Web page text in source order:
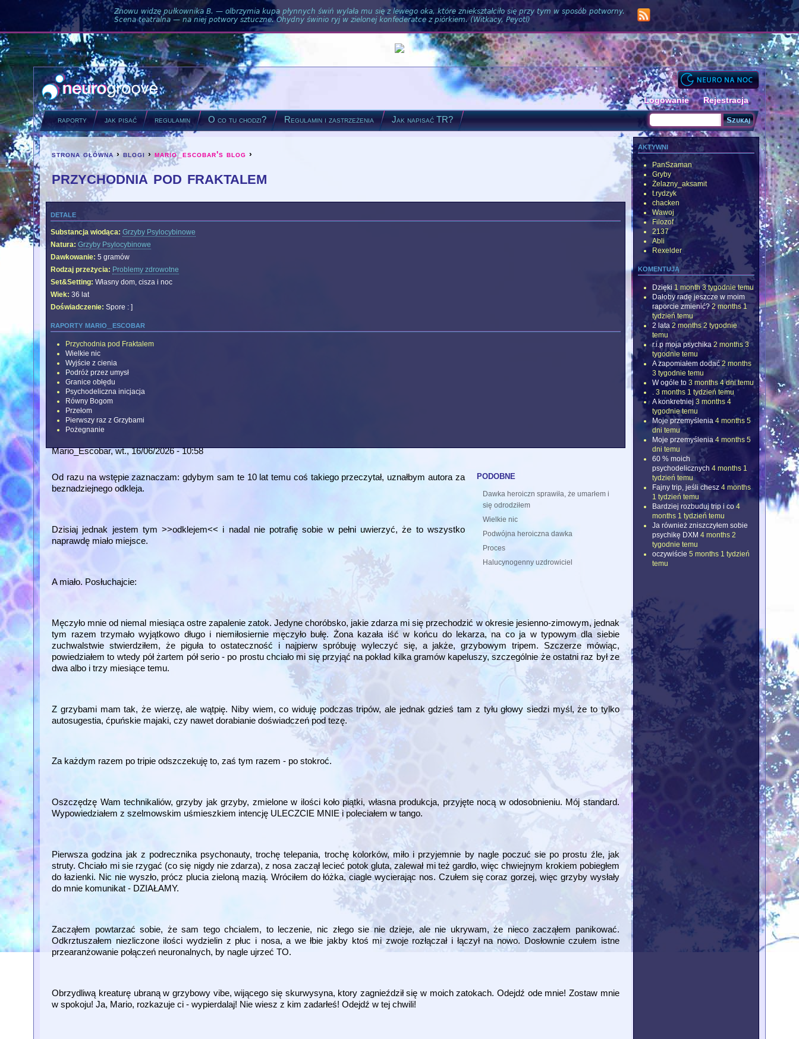
Znowu widzę pułkownika B. — olbrzymia kupa płynnych świń wylała mu się z lewego oka, które zniekształciło się przy tym w sposób potworny.
Scena teatralna — na niej potwory sztuczne. Ohydny świnio ryj w zielonej konfederatce z piórkiem. (Witkacy, Peyotl)
Logowanie Rejestracja
raporty jak pisać regulamin O co tu chodzi? Regulamin i zastrzeżenia Jak napisać TR?
Formularz wyszukiwania
you are here
strona główna ›blogi ›mario_escobar's blog ›
przychodnia pod fraktalem
detale
Substancja wiodąca: Grzyby Psylocybinowe
Natura: Grzyby Psylocybinowe
Dawkowanie: 5 gramów
Rodzaj przeżycia: Problemy zdrowotne
Set&Setting: Własny dom, cisza i noc
Wiek: 36 lat
Doświadczenie: Spore : ]
raporty mario_escobar
Przychodnia pod Fraktalem
Wielkie nic
Wyjście z cienia
Podróż przez umysł
Granice obłędu
Psychodeliczna inicjacja
Równy Bogom
Przełom
Pierwszy raz z Grzybami
Pożegnanie
Mario_Escobar, wt., 16/06/2026 - 10:58
podobne
Dawka heroiczn sprawiła, że umarłem i
się odrodziłem
Wielkie nic
Podwójna heroiczna dawka
Proces
Halucynogenny uzdrowiciel
Od razu na wstępie zaznaczam: gdybym sam te 10 lat temu coś takiego przeczytał, uznałbym autora za
beznadziejnego odkleja.
Dzisiaj jednak jestem tym >>odklejem<< i nadal nie potrafię sobie w pełni uwierzyć, że to wszystko
naprawdę miało miejsce.
A miało. Posłuchajcie:
Męczyło mnie od niemal miesiąca ostre zapalenie zatok. Jedyne choróbsko, jakie zdarza mi się przechodzić w okresie jesienno-zimowym, jednak
tym razem trzymało wyjątkowo długo i niemiłosiernie męczyło bułę. Żona kazała iść w końcu do lekarza, na co ja w typowym dla siebie
zuchwalstwie stwierdziłem, że piguła to ostateczność i najpierw spróbuję wyleczyć się, a jakże, grzybowym tripem. Szczerze mówiąc,
powiedziałem to wtedy pół żartem pół serio - po prostu chciało mi się przyjąć na pokład kilka gramów kapeluszy, szczególnie że ostatni raz był ze
dwa albo i trzy miesiące temu.
Z grzybami mam tak, że wierzę, ale wątpię. Niby wiem, co widuję podczas tripów, ale jednak gdzieś tam z tyłu głowy siedzi myśl, że to tylko
autosugestia, ćpuńskie majaki, czy nawet dorabianie doświadczeń pod tezę.
Za każdym razem po tripie odszczekuję to, zaś tym razem - po stokroć.
Oszczędzę Wam technikaliów, grzyby jak grzyby, zmielone w ilości koło piątki, własna produkcja, przyjęte nocą w odosobnieniu. Mój standard.
Wypowiedziałem z szelmowskim uśmieszkiem intencję ULECZCIE MNIE i poleciałem w tango.
Pierwsza godzina jak z podrecznika psychonauty, trochę telepania, trochę kolorków, miło i przyjemnie by nagle poczuć sie po prostu źle, jak
struty. Chciało mi sie rzygać (co się nigdy nie zdarza), z nosa zaczął lecieć potok gluta, zalewał mi też gardło, więc chwiejnym krokiem pobiegłem
do łazienki. Nic nie wyszło, prócz plucia zieloną mazią. Wróciłem do łóżka, ciagle wycierając nos. Czułem się coraz gorzej, więc grzyby wysłały
do mnie komunikat - DZIAŁAMY.
Zacząłem powtarzać sobie, że sam tego chcialem, to leczenie, nic złego sie nie dzieje, ale nie ukrywam, że nieco zacząłem panikować.
Odkrztuszałem niezliczone ilości wydzielin z płuc i nosa, a we łbie jakby ktoś mi zwoje rozłączał i łączył na nowo. Dosłownie czułem istne
przearanżowanie połączeń neuronalnych, by nagle ujrzeć TO.
Obrzydliwą kreaturę ubraną w grzybowy vibe, wijącego się skurwysyna, ktory zagnieździł się w moich zatokach. Odejdź ode mnie! Zostaw mnie
w spokoju! Ja, Mario, rozkazuje ci - wypierdalaj! Nie wiesz z kim zadarłeś! Odejdź w tej chwili!
aktywni
PanSzaman
Gryby
Żelazny_aksamit
t.rydzyk
chacken
Wawoj
Filozof
2137
Abli
Rexelder
komentują
Dzięki 1 month 3 tygodnie temu
Dałoby radę jeszcze w moim
raporcie zmienić? 2 months 1
tydzień temu
2 lata 2 months 2 tygodnie
temu
r.i.p moja psychika 2 months 3
tygodnie temu
A zapomiałem dodać 2 months
3 tygodnie temu
W ogóle to 3 months 4 dni temu
3 months 1 tydzień temu
A konkretniej 3 months 4
tygodnie temu
Moje przemyślenia 4 months 5
dni temu
Moje przemyślenia 4 months 5
dni temu
60 % moich
psychodelicznych 4 months 1
tydzień temu
Fajny trip, jeśli chesz 4 months
1 tydzień temu
Bardziej rozbuduj trip i co 4
months 1 tydzień temu
Ja również zniszczyłem sobie
psychikę DXM 4 months 2
tygodnie temu
oczywiście 5 months 1 tydzień
temu